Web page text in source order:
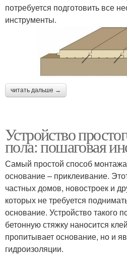
потребуется подготовить все
инструменты.
читать дальше →
Устройство
пола: пошаговая
Самый простой способ
основание – приклеивание.
частных домов, новостроек и
которых не требуется
основание. Устройство такого
бетонную стяжку наносится
пропитывает основание, но и
гидроизоляции.